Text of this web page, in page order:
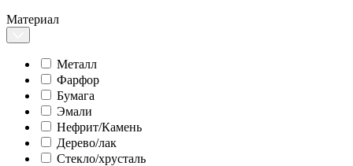
Материал
Металл
Фарфор
Бумага
Эмали
Нефрит/Камень
Дерево/лак
Стекло/хрусталь